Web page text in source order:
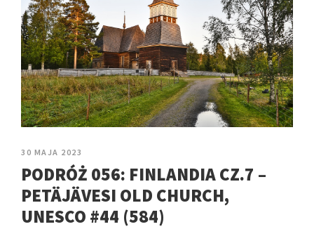
30 MAJA 2023
PODRÓŻ 056: FINLANDIA CZ.7 –
PETÄJÄVESI OLD CHURCH,
UNESCO #44 (584)